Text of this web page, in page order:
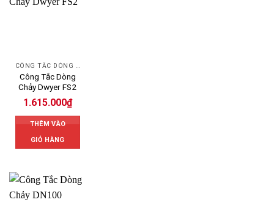
Công Tắc Dòng
Chảy Dwyer FS2
1.615.000₫
THÊM VÀO
GIỎ HÀNG